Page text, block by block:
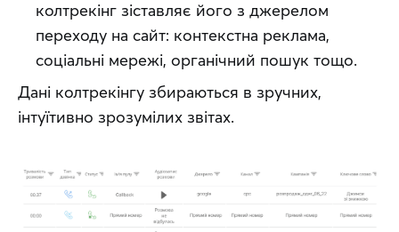
колтрекінг зіставляє його з джерелом
переходу на сайт: контекстна реклама,
соціальні мережі, органічний пошук тощо.
Дані колтрекінгу збираються в зручних,
інтуїтивно зрозумілих звітах.